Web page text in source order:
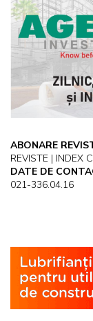
ABONARE
REVISTE | INDEX
DATE DE
021-336.04.16